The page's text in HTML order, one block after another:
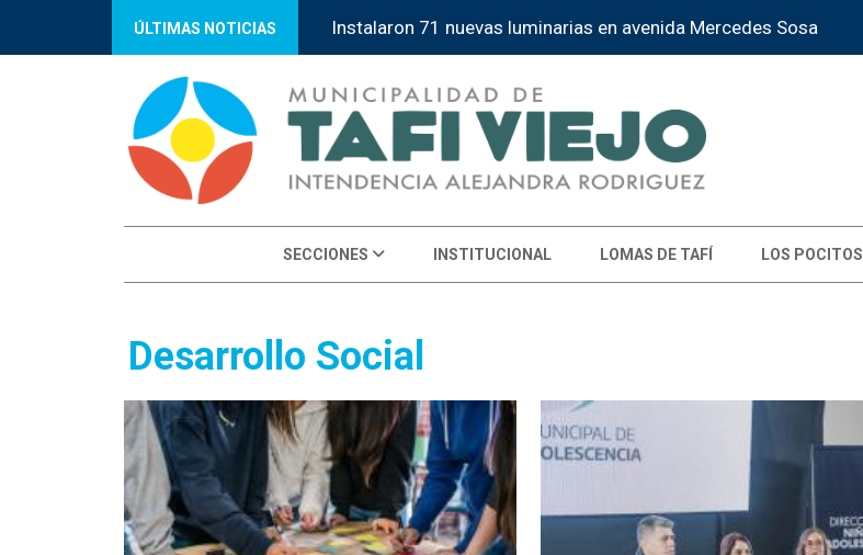
ÚLTIMAS NOTICIAS Instalaron 71 nuevas luminarias en avenida Mercedes Sosa
SECCIONES INSTITUCIONAL LOMAS DE TAFÍ LOS POCITOS
Desarrollo Social